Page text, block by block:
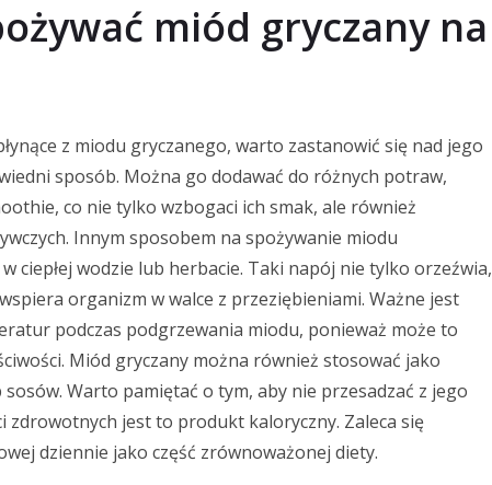
miód gryczany na
z miodu gryczanego, warto zastanowić się nad jego
sposób. Można go dodawać do różnych potraw,
co nie tylko wzbogaci ich smak, ale również
Innym sposobem na spożywanie miodu
ciepłej wodzie lub herbacie. Taki napój nie tylko orzeźwia,
organizm w walce z przeziębieniami. Ważne jest
podczas podgrzewania miodu, ponieważ może to
Miód gryczany można również stosować jako
Warto pamiętać o tym, aby nie przesadzać z jego
zdrowotnych jest to produkt kaloryczny. Zaleca się
dziennie jako część zrównoważonej diety.